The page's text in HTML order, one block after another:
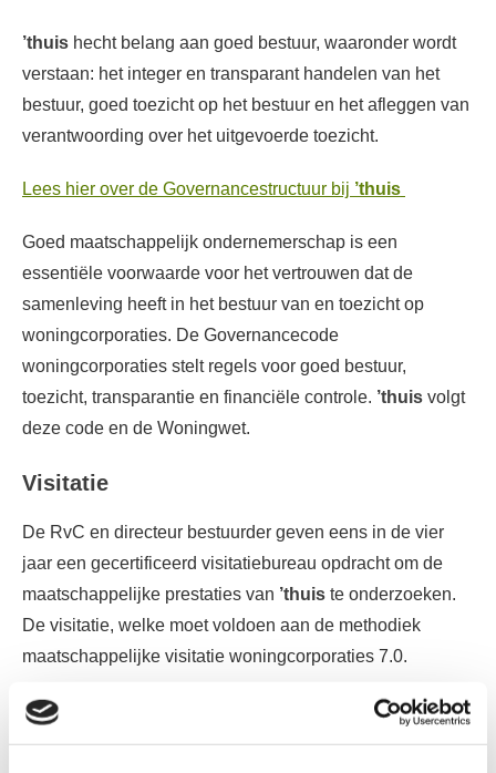
’thuis hecht belang aan goed bestuur, waaronder wordt
verstaan: het integer en transparant handelen van het
bestuur, goed toezicht op het bestuur en het afleggen van
verantwoording over het uitgevoerde toezicht.
Lees hier over de Governancestructuur bij ’thuis
Goed maatschappelijk ondernemerschap is een
essentiële voorwaarde voor het vertrouwen dat de
samenleving heeft in het bestuur van en toezicht op
woningcorporaties. De Governancecode
woningcorporaties stelt regels voor goed bestuur,
toezicht, transparantie en financiële controle. ’thuis volgt
deze code en de Woningwet.
Visitatie
De RvC en directeur bestuurder geven eens in de vier
jaar een gecertificeerd visitatiebureau opdracht om de
maatschappelijke prestaties van ’thuis te onderzoeken.
De visitatie, welke moet voldoen aan de methodiek
maatschappelijke visitatie woningcorporaties 7.0.
De uitkomsten worden opgenomen in een visitatierapport
voorzien met een reactie van de directeur bestuurder en